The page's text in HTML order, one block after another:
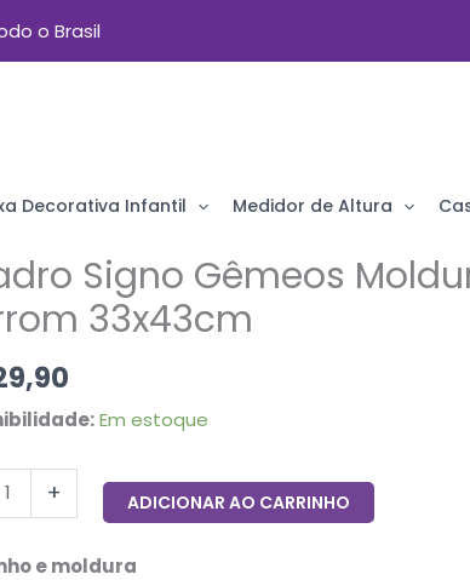
o Brasil
Decorativa Infantil Medidor de Altura
Signo Gêmeos
33x43cm
Em estoque
+ ADICIONAR AO CARRINHO
e moldura